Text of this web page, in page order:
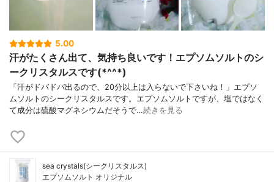
5.00
汗がたくさん出て、気持ち良いです！エプソムソルトのシ
ークリスタルスです(*^^*)
「汗がドバドバ出るので、20分以上は入らないで下さいね！」エプソ
ムソルトのシークリスタルスです。エプソムソルトですが、塩ではなく
て成分は硫酸マグネシウムだそうで…続きを見る
sea crystals(シークリスタルス)
エプソムソルト オリジナル